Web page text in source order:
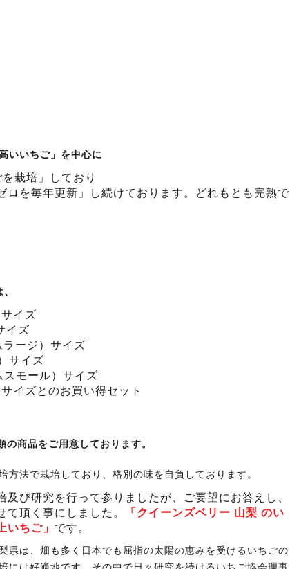
いいちご」を中心に
栽培」しており
ロを毎年更新」し続けております。どれもとも完熟で
イズ
イズ
ラージ）サイズ
サイズ
スモール）サイズ
イズとのお買い得セット
商品をご用意しております。
方法で栽培しており、格別の味を自負しております。
及び研究を行って参りましたが、ご要望にお答えし、
頂く事にしました。
「クイーンズベリー 山梨 のい
いちご」 です。
県は、畑も多く日本でも屈指の太陽の恵みを受けるいちごの